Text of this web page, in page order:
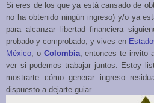
Si eres de los que ya está cansado de
no ha obtenido ningún ingreso) y/o ya
para alcanzar libertad financiera
probado y comprobado, y vives en
México, o Colombia, entonces te invito
ver si podemos trabajar juntos. Estoy
mostrarte cómo generar ingreso
dispuesto a dejarte guiar.